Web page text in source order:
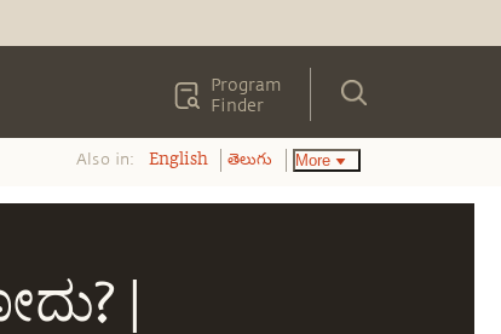
Program
Finder
|
Also in: English తెలుగు More